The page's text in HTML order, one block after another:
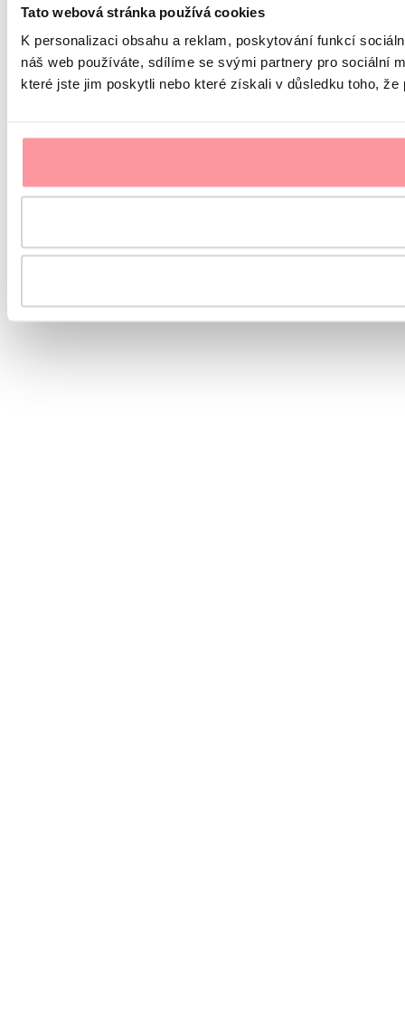
Tato webová stránka používá cookies
K personalizaci obsahu a reklam, poskytování funkcí
náš web používáte, sdílíme se svými partnery pro sociální
které jste jim poskytli nebo které získali v důsledku toho, že